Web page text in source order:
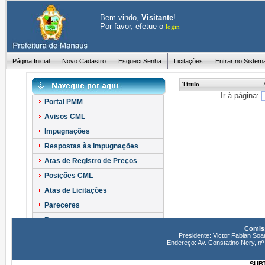
Bem vindo, Visitante!
Por favor, efetue o login
Página Inicial Novo Cadastro Esqueci Senha Licitações Entrar no
Portal PMM
Avisos CML
Impugnações
Respostas às Impugnações
Atas de Registro de Preços
Posições CML
Atas de Licitações
Pareceres
Recursos
Título
Ir à página:
Presidente: Victor Fabian
Endereço: Av. Constatino Nery,